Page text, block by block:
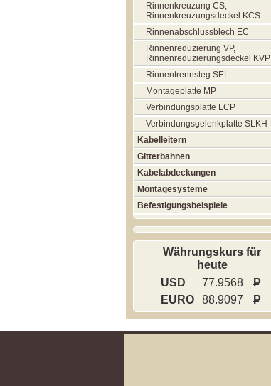
Rinnenkreuzung CS,
Rinnenkreuzungsdeckel KCS
Rinnenabschlussblech EC
Rinnenreduzierung VP,
Rinnenreduzierungsdeckel KVP
Rinnentrennsteg SEL
Montageplatte MP
Verbindungsplatte LCP
Verbindungsgelenkplatte SLKH
Kabelleitern
Gitterbahnen
Kabelabdeckungen
Montagesysteme
Befestigungsbeispiele
Währungskurs für
heute
USD
77.9568
P
EURO
88.9097 P